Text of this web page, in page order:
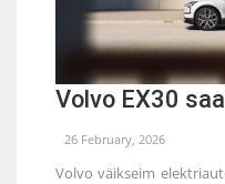
Volvo EX30
26 February, 2026
Volvo väikseim